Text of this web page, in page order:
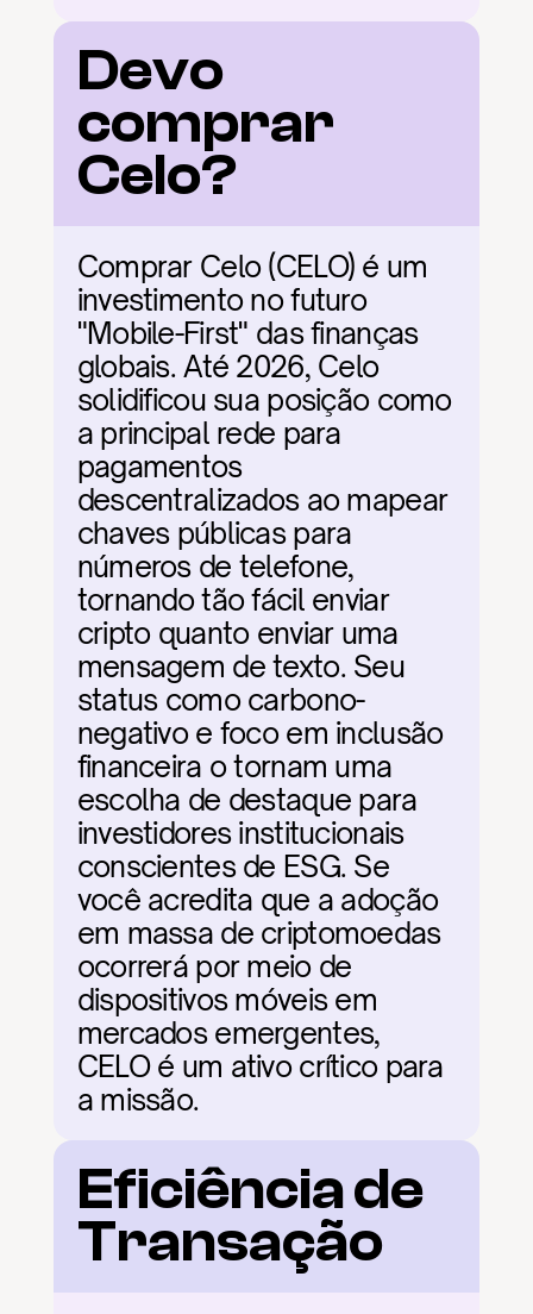
Devo
comprar
Celo?
Comprar Celo (CELO) é um
investimento no futuro
"Mobile-First" das finanças
globais. Até 2026, Celo
solidificou sua posição como
a principal rede para
pagamentos
descentralizados ao mapear
chaves públicas para
números de telefone,
tornando tão fácil enviar
cripto quanto enviar uma
mensagem de texto. Seu
status como carbono-
negativo e foco em inclusão
financeira o tornam uma
escolha de destaque para
investidores institucionais
conscientes de ESG. Se
você acredita que a adoção
em massa de criptomoedas
ocorrerá por meio de
dispositivos móveis em
mercados emergentes,
CELO é um ativo crítico para
a missão.
Eficiência de
Transação